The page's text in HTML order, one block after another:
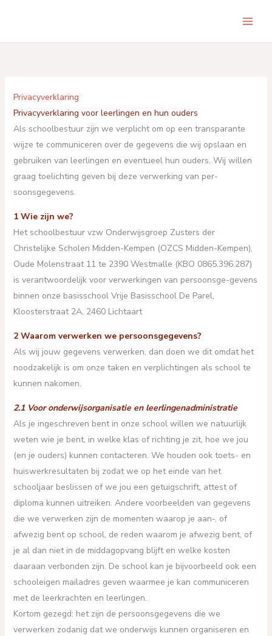
Privacyverklaring
Privacyverklaring voor leerlingen en hun ouders
Als schoolbestuur zijn we verplicht om op een transparante
wijze te communiceren over de gegevens die wij opslaan en
gebruiken van leerlingen en eventueel hun ouders. Wij willen
graag toelichting geven bij deze verwerking van per-
soonsgegevens.
1 Wie zijn we?
Het schoolbestuur vzw Onderwijsgroep Zusters der
Christelijke Scholen Midden-Kempen (OZCS Midden-Kempen),
Oude Molenstraat 11 te 2390 Westmalle (KBO 0865.396.287)
is verantwoordelijk voor verwerkingen van persoonsge-gevens
binnen onze basisschool Vrije Basisschool De Parel,
Kloosterstraat 2A, 2460 Lichtaart
2 Waarom verwerken we persoonsgegevens?
Als wij jouw gegevens verwerken, dan doen we dit omdat het
noodzakelijk is om onze taken en verplichtingen als school te
kunnen nakomen.
2.1 Voor onderwijsorganisatie en leerlingenadministratie
Als je ingeschreven bent in onze school willen we natuurlijk
weten wie je bent, in welke klas of richting je zit, hoe we jou
(en je ouders) kunnen contacteren. We houden ook toets- en
huiswerkresultaten bij zodat we op het einde van het
schooljaar beslissen of we jou een getuigschrift, attest of
diploma kunnen uitreiken. Andere voorbeelden van gegevens
die we verwerken zijn de momenten waarop je aan-, of
afwezig bent op school, de reden waarom je afwezig bent, of
je al dan niet in de middagopvang blijft en welke kosten
daaraan verbonden zijn. De school kan je bijvoorbeeld ook een
schooleigen mailadres geven waarmee je kan communiceren
met de leerkrachten en leerlingen.
Kortom gezegd: het zijn de persoonsgegevens die we
verwerken zodanig dat we onderwijs kunnen organiseren en